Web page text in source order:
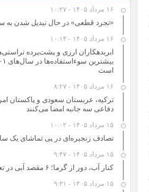
فروش سرم در بازار آزاد 100 هزار تومان
پاییز امسال پربارش خواهد بود
شرکتهای خصولتی مانع توسعه اقتصاد
کاهش سرانه مصرف لبنیات در کشور/
تصادف زنجیره‌ای در پی تماشای یک سانحه
۱۶ مرداد ۱۴۰۵ - ۱۰:۲۷
«تجرد قطعی» در حال تبدیل شدن
۱۶ مرداد ۱۴۰۵ - ۱۰:۱۴
ابربدهکاران ارزی و پشت‌پرده
است
۱۶ مرداد ۱۴۰۵ - ۸:۲۷
ترکیه، عربستان سعودی و پاکستان
دفاعی سه جانبه امضا می‌کنند
۱۵ مرداد ۱۴۰۵ - ۱۰:۰۲
تصادف زنجیره‌ای در پی تماشای یک
۱۵ مرداد ۱۴۰۵ - ۹:۴۷
کنار آب، دور از گرما؛ ۶ مقصد آبی در تعطیلات مرداد
۱۵ مرداد ۱۴۰۵ - ۹:۳۱